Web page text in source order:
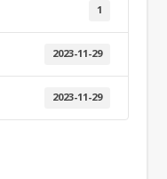
1
2023-11-29
2023-11-29